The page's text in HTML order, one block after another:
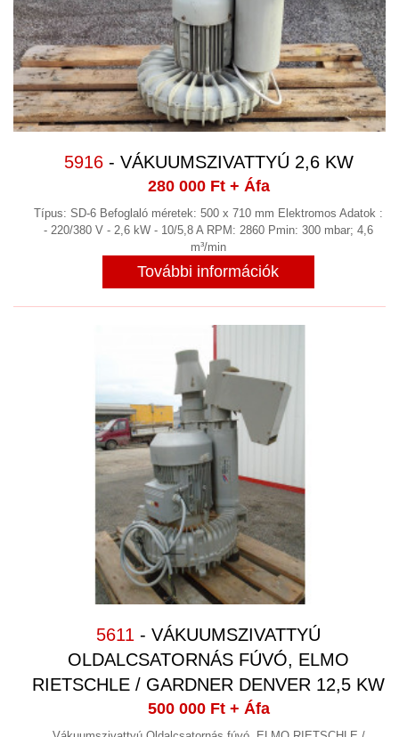
5916- VÁKUUMSZIVATTYÚ 2,6 KW
280 000 Ft+ Áfa
Típus: SD-6 Befoglaló méretek: 500 x 710 mm Elektromos Adatok :
- 220/380 V - 2,6 kW - 10/5,8 A RPM: 2860 Pmin: 300 mbar; 4,6
m³/min
További információk
5611 - VÁKUUMSZIVATTYÚ
OLDALCSATORNÁS FÚVÓ, ELMO
RIETSCHLE / GARDNER DENVER 12,5 KW
500 000 Ft+ Áfa